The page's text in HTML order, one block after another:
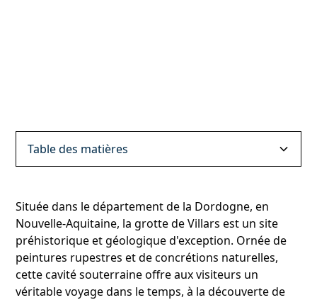
Située dans le département de la Dordogne, en
Nouvelle-Aquitaine, la grotte de Villars est un site
préhistorique et géologique d'exception. Ornée de
peintures rupestres et de concrétions naturelles,
cette cavité souterraine offre aux visiteurs un
véritable voyage dans le temps, à la découverte de
Table des matières